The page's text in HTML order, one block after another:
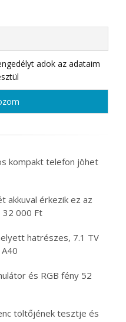
adok az adataim
kompakt telefon jöhet
akkuval érkezik ez az
32 000 Ft
hatrészes, 7.1 TV
és RGB fény 52
töltőjének tesztje és